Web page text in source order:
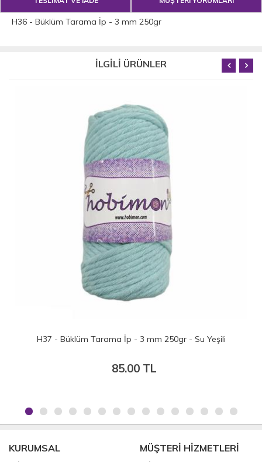
H36 - Büklüm Tarama İp - 3 mm 250gr
İLGİLİ ÜRÜNLER
H38 - Büklüm Tarama İp - 3 mm 250gr
85.00 TL
KURUMSAL MÜŞTERİ HİZMETLERİ